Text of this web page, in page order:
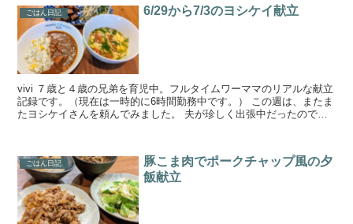
ごはん日記 6/29から7/3のヨシケイ献立
vivi ７歳と４歳の兄弟を育児中。フルタイムワーママのリアルな献立
記録です。（現在は一時的に6時間勤務中です。） この週は、またま
たヨシケイさんを頼んでみました。 夫が珍しく出張中だったので
ごはん日記
豚こま肉でポークチャップ風の夕
飯献立